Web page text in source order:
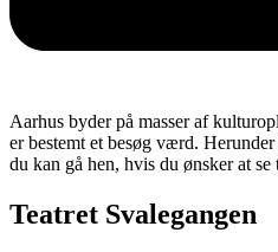
Aarhus byder på masser af
er bestemt et besøg værd.
du kan gå hen, hvis du ønsker at se
Teatret Svalegangen